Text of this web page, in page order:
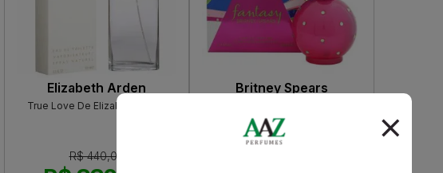
Elizabeth Arden
True Love De Elizabeth Arden
R$ 440,00
Britney Spears
Parfum Feminino